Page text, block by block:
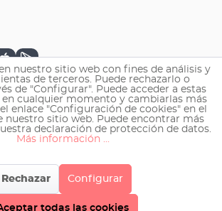
GmbH & Co. KG.
nuestro sitio web con fines de análisis y
de terceros. Puede rechazarlo o
de "Configurar". Puede acceder a estas
cualquier momento y cambiarlas más
enlace "Configuración de cookies" en el
nuestro sitio web. Puede encontrar más
declaración de protección de datos.
Más información ...
Rechazar Configurar
todas las cookies